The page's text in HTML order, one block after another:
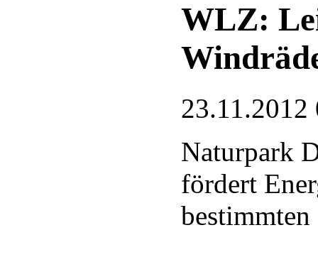
WLZ:
23.11.2012
Naturpark
fördert